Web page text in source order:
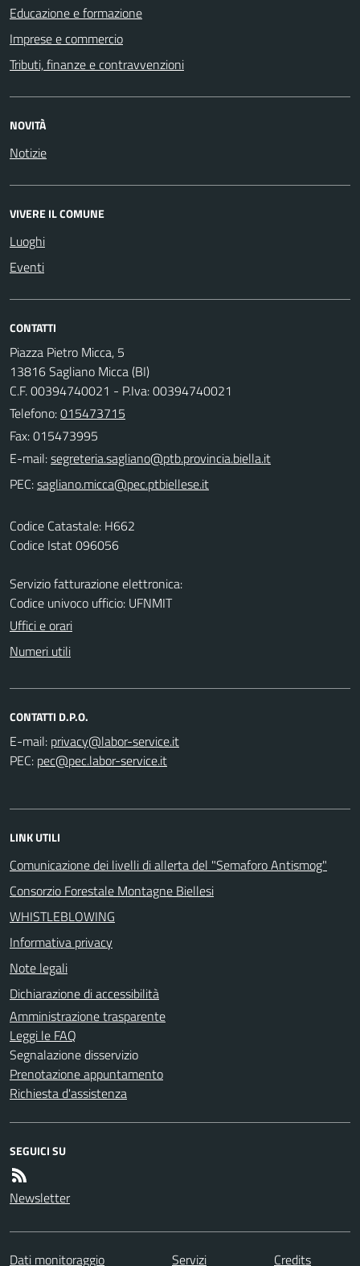
Educazione e formazione
Imprese e commercio
Tributi, finanze e contravvenzioni
NOVITÀ
Notizie
VIVERE IL COMUNE
Luoghi
Eventi
CONTATTI
Piazza Pietro Micca, 5
13816 Sagliano Micca (BI)
C.F. 00394740021 - P.Iva: 00394740021
Telefono:015473715
Fax: 015473995
E-mail:
PEC:
Codice Catastale: H662
Codice Istat 096056
Servizio fatturazione elettronica:
Codice univoco ufficio: UFNMIT
Uffici e orari
Numeri utili
CONTATTI D.P.O.
E-mail:
PEC:
LINK UTILI
Comunicazione dei livelli di allerta del "Semaforo Antismog"
Consorzio Forestale Montagne Biellesi
WHISTLEBLOWING
Informativa privacy
Note legali
Dichiarazione di accessibilità
Amministrazione trasparente
Leggi le FAQ
Segnalazione disservizio
Prenotazione appuntamento
Richiesta d'assistenza
SEGUICI SU
Newsletter
Dati monitoraggio Servizi Credits